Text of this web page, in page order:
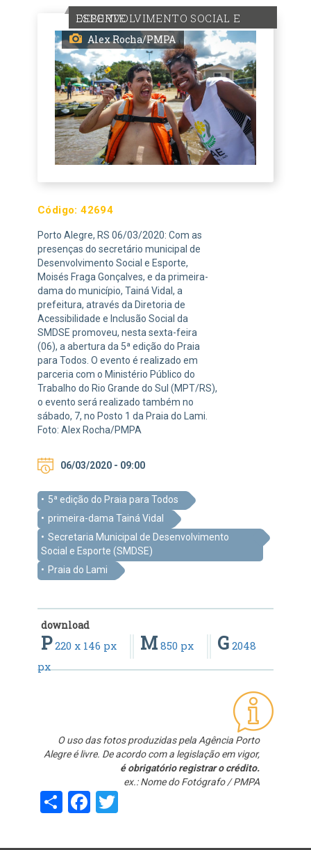
DESENVOLVIMENTO SOCIAL E ESPORTE
Alex Rocha/PMPA
Código:42694
Porto Alegre, RS 06/03/2020: Com as
presenças do secretário municipal de
Desenvolvimento Social e Esporte,
Moisés Fraga Gonçalves, e da primeira-
dama do município, Tainá Vidal, a
prefeitura, através da Diretoria de
Acessibilidade e Inclusão Social da
SMDSE promoveu, nesta sexta-feira
(06), a abertura da 5ª edição do Praia
para Todos. O evento é realizado em
parceria com o Ministério Público do
Trabalho do Rio Grande do Sul (MPT/RS),
o evento será realizado também no
sábado, 7, no Posto 1 da Praia do Lami.
Foto: Alex Rocha/PMPA
06/03/2020 - 09:00
5ª edição do Praia para Todos
primeira-dama Tainá Vidal
Secretaria Municipal de Desenvolvimento
Social e Esporte (SMDSE)
Praia do Lami
download
P220 x 146 px M 850 px G 2048
px
O uso das fotos produzidas pela Agência Porto
Alegre é livre. De acordo com a legislação em vigor,
é obrigatório registrar o crédito.
ex.: Nome do Fotógrafo / PMPA
ShareFacebook